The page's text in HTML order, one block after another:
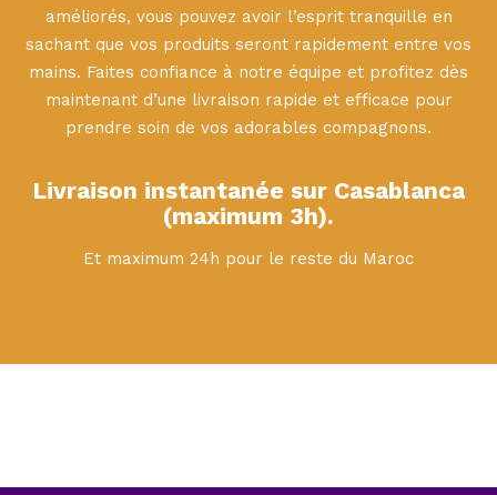
améliorés, vous pouvez avoir l’esprit tranquille en
sachant que vos produits seront rapidement entre vos
mains. Faites confiance à notre équipe et profitez dès
maintenant d’une livraison rapide et efficace pour
prendre soin de vos adorables compagnons.
Livraison instantanée sur Casablanca
(maximum 3h).
Et maximum 24h pour le reste du Maroc